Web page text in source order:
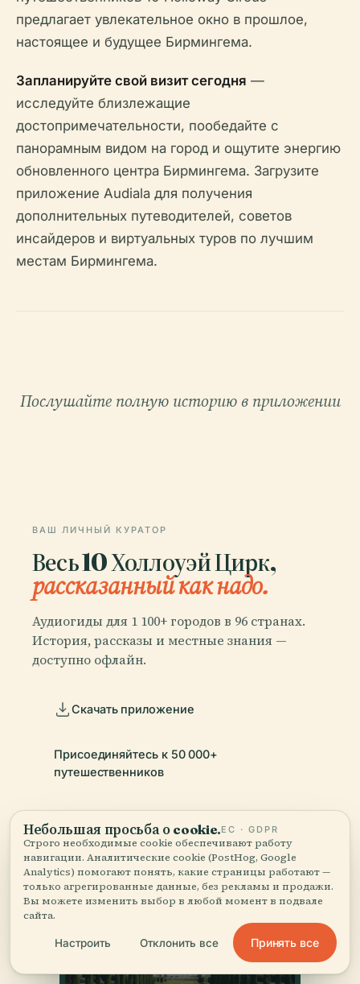
предлагает увлекательное окно в прошлое,
настоящее и будущее Бирмингема.
Запланируйте свой визит сегодня —
исследуйте близлежащие
достопримечательности, пообедайте с
панорамным видом на город и ощутите энергию
обновленного центра Бирмингема. Загрузите
приложение Audiala для получения
дополнительных путеводителей, советов
инсайдеров и виртуальных туров по лучшим
местам Бирмингема.
Послушайте полную историю в приложении
ВАШ ЛИЧНЫЙ КУРАТОР
Весь 10 Холлоуэй Цирк,
рассказанный как надо.
Аудиогиды для 1 100+ городов в 96 странах.
История, рассказы и местные знания —
доступно офлайн.
Скачать приложение
Присоединяйтесь к 50 000+
путешественников
Небольшая просьба о cookie.ЕС · GDPR
Строго необходимые cookie обеспечивают работу
навигации. Аналитические cookie (PostHog, Google
Analytics) помогают понять, какие страницы работают —
только агрегированные данные, без рекламы и продажи.
Вы можете изменить выбор в любой момент в подвале
сайта.
Настроить Отклонить все Принять все